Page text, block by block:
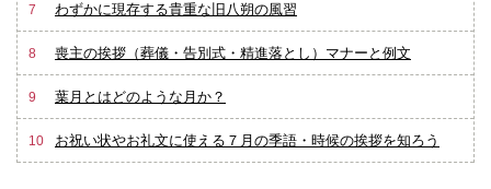
7 わずかに現存する貴重な旧八朔の風習
8 喪主の挨拶（葬儀・告別式・精進落とし）マナーと例文
9 葉月とはどのような月か？
10 お祝い状やお礼文に使える７月の季語・時候の挨拶を知ろう